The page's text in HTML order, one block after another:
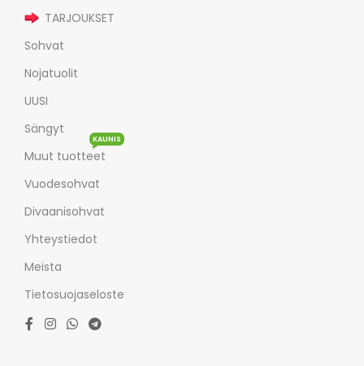
TARJOUKSET
Sohvat
Nojatuolit
UUSI
Sängyt
Muut tuotteet
KAUNIS
Vuodesohvat
Divaanisohvat
Yhteystiedot
Meista
Tietosuojaseloste